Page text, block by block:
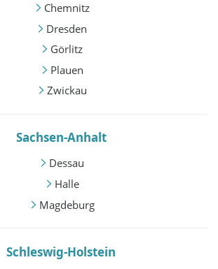
Chemnitz
Dresden
Görlitz
Plauen
Zwickau
Sachsen-Anhalt
Dessau
Halle
Magdeburg
Schleswig-Holstein